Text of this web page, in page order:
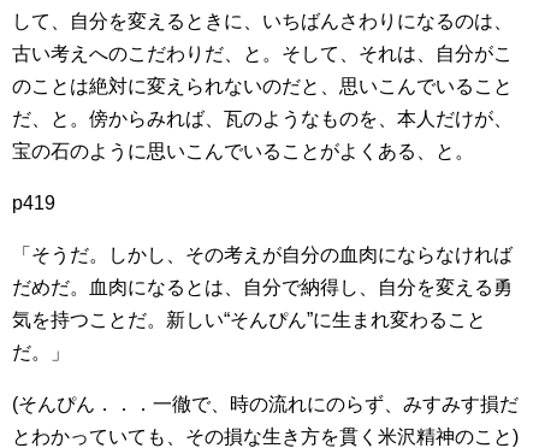
して、自分を変えるときに、いちばんさわりになるのは、
古い考えへのこだわりだ、と。そして、それは、自分がこ
のことは絶対に変えられないのだと、思いこんでいること
だ、と。傍からみれば、瓦のようなものを、本人だけが、
宝の石のように思いこんでいることがよくある、と。
p419
「そうだ。しかし、その考えが自分の血肉にならなければ
だめだ。血肉になるとは、自分で納得し、自分を変える勇
気を持つことだ。新しい“そんぴん”に生まれ変わること
だ。」
(そんぴん．．．一徹で、時の流れにのらず、みすみす損だ
とわかっていても、その損な生き方を貫く米沢精神のこと)